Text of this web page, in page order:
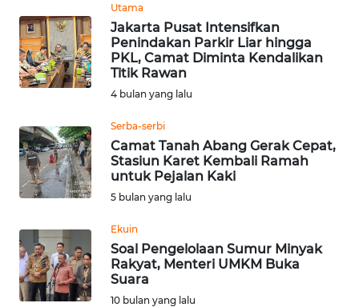
Utama
Jakarta Pusat Intensifkan
Penindakan Parkir Liar hingga
PKL, Camat Diminta Kendalikan
Titik Rawan
4 bulan yang lalu
Serba-serbi
Camat Tanah Abang Gerak Cepat,
Stasiun Karet Kembali Ramah
untuk Pejalan Kaki
5 bulan yang lalu
Ekuin
Soal Pengelolaan Sumur Minyak
Rakyat, Menteri UMKM Buka
Suara
10 bulan yang lalu
INDEKS
BERITA
KONTAK
INFO
IKLAN
TENTANG
PEDOMAN
MEDIA
SIBER